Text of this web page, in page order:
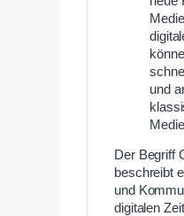
und
Der Begriff
beschreibt
und
digitalen